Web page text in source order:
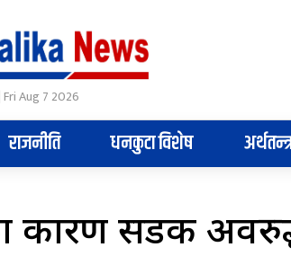
Fri Aug 7 2026
राजनीति धनकुटा विशेष
कारण सडक